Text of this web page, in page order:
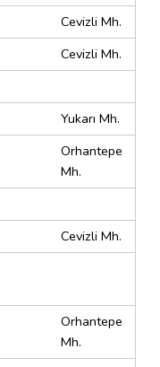
Cevizli Mh.
Cevizli Mh.
Yukarı Mh.
Orhantepe
Mh.
Cevizli Mh.
Orhantepe
Mh.